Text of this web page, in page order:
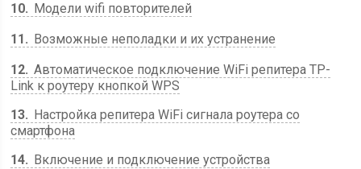
10
Модели wifi повторителей
11
Возможные неполадки и их устранение
12 Автоматическое подключение WiFi репитера TP-
Link к роутеру кнопкой WPS
13
Настройка репитера WiFi сигнала роутера со
смартфона
14
Включение и подключение устройства